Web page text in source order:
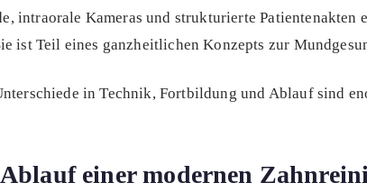
intraorale Kameras und strukturierte Patientenakten
ist Teil eines ganzheitlichen Konzepts zur
in Technik, Fortbildung und Ablauf sind
einer modernen